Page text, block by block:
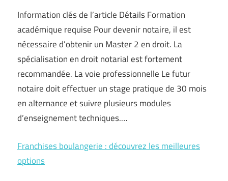
Information clés de l’article Détails Formation
académique requise Pour devenir notaire, il est
nécessaire d’obtenir un Master 2 en droit. La
spécialisation en droit notarial est fortement
recommandée. La voie professionnelle Le futur
notaire doit effectuer un stage pratique de 30 mois
en alternance et suivre plusieurs modules
d’enseignement techniques.…
Franchises boulangerie : découvrez les meilleures
options